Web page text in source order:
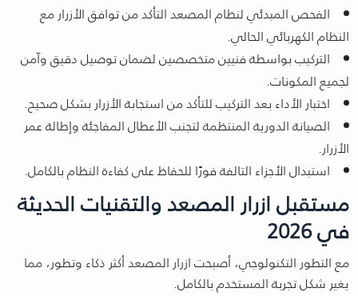
الفحص المبدئي لنظام المصعد التأكد من توافق الأزرار مع
النظام الكهربائي الحالي.
التركيب بواسطة فنيين متخصصين لضمان توصيل دقيق وآمن
لجميع المكونات.
اختبار الأداء بعد التركيب للتأكد من استجابة الأزرار بشكل صحيح.
الصيانة الدورية المنتظمة لتجنب الأعطال المفاجئة وإطالة عمر
الأزرار.
استبدال الأجزاء التالفة فورًا للحفاظ على كفاءة النظام بالكامل.
مستقبل ازرار المصعد والتقنيات الحديثة
في 2026
مع التطور التكنولوجي، أصبحت ازرار المصعد أكثر ذكاء وتطور، مما
يغير شكل تجربة المستخدم بالكامل.